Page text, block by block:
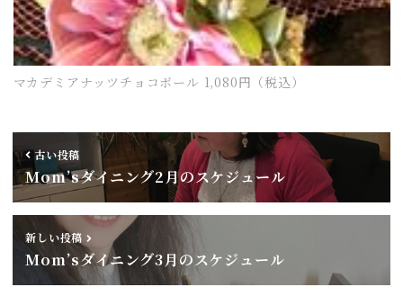
マカデミアナッツチョコボール 1,080円（税込）
古い投稿
Mom’sダイニング2月のスケジュール
新しい投稿
Mom’sダイニング3月のスケジュール